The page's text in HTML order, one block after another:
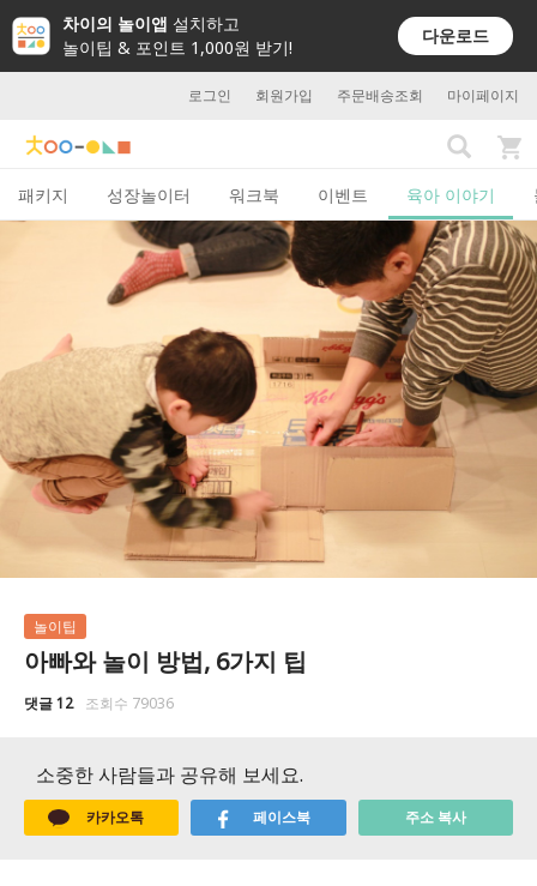
차이의 놀이앱 설치하고
놀이팁 & 포인트 1,000원 받기!
다운로드
로그인 회원가입 주문배송조회 마이페이지
패키지 성장놀이터 워크북 이벤트 육아 이야기
놀이팁
아빠와 놀이 방법, 6가지 팁
댓글 12 조회수 79036
소중한 사람들과 공유해 보세요.
카카오톡 페이스북 주소 복사